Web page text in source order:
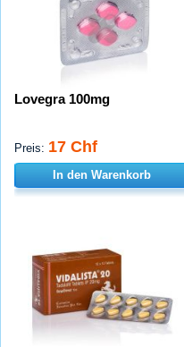
Lovegra 100mg
Preis: 17 Chf
In den Warenkorb